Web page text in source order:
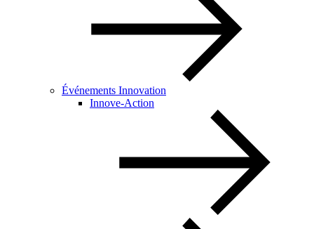
Événements Innovation
Innove-Action